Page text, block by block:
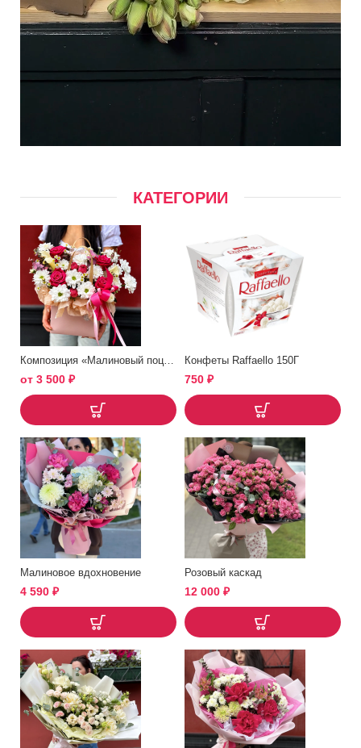
КАТЕГОРИИ
от 3 500 ₽
Конфеты Raffaello 150Г
750 ₽
Малиновое вдохновение
4 590 ₽
Розовый каскад
12 000 ₽